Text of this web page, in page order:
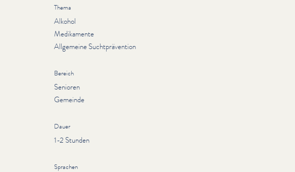
Thema
Alkohol
Medikamente
Allgemeine Suchtprävention
Bereich
Senioren
Gemeinde
Dauer
1-2 Stunden
Sprachen